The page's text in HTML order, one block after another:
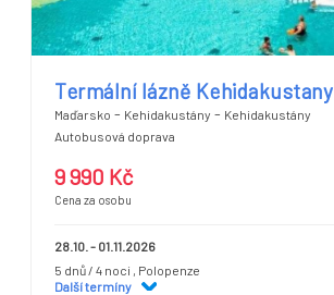
Termální lázně Kehidakustany
Maďarsko - Kehidakustány - Kehidakustány
Autobusová doprava
9 990 Kč
Cena za osobu
28.10. - 01.11.2026
5 dnů / 4 noci , Polopenze
Další termíny